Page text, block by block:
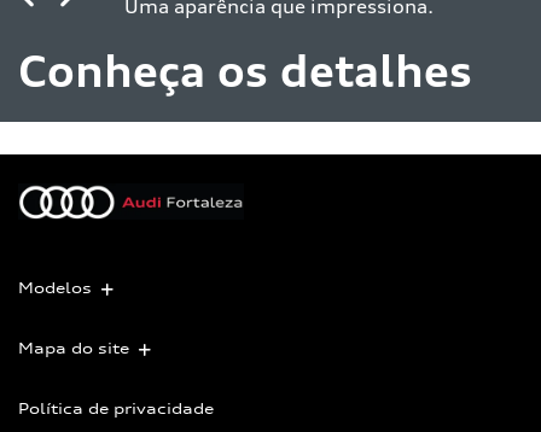
Conheça os detalhes
Modelos
Mapa do site
Política de privacidade